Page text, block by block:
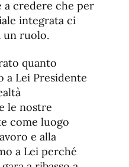
a credere che per
integrata ci
un ruolo.
quanto
a Lei Presidente
le nostre
come luogo
e alla
a Lei perché